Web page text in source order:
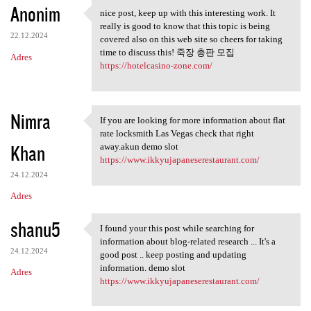
Anonim
22.12.2024
Adres
nice post, keep up with this
nice post, keep up with this interesting work. It
really is good to know that this topic is being
covered also on this web site so cheers for taking
time to discuss this! 죽장 총판 모집
https://hotelcasino-zone.com/
Nimra
Khan
24.12.2024
Adres
If you are looking for more
If you are looking for more information about flat
rate locksmith Las Vegas check that right
away.akun demo slot
https://www.ikkyujapaneserestaurant.com/
shanu5
24.12.2024
Adres
I found your this post while
I found your this post while searching for
information about blog-related research ... It's a
good post .. keep posting and updating
information. demo slot
https://www.ikkyujapaneserestaurant.com/